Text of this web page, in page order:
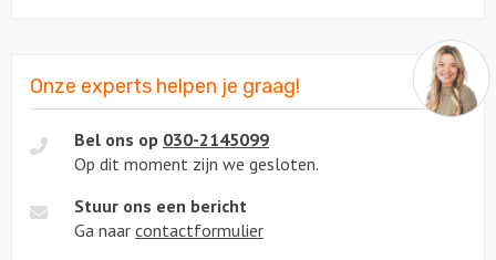
Onze experts helpen je graag!
Bel ons op 030-2145099
Op dit moment zijn we gesloten.
Stuur ons een bericht
Ga naar contactformulier